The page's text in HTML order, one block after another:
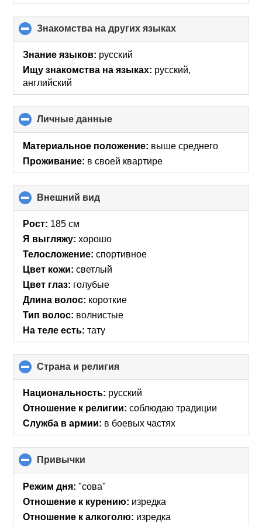
Знакомства на других языках
to
contents
Знание языков: русский
Ищу знакомства на языках: русский,
английский
Личные данные
to
collapse
Материальное положение: выше среднего
Проживание: в своей квартире
Внешний вид
to
Рост: 185 см
Я выгляжу: хорошо
Телосложение: спортивное
Цвет кожи: светлый
Цвет глаз: голубые
Длина волос: короткие
Тип волос: волнистые
На теле есть: тату
Страна и религия
to
collapse
Национальность: русский
Отношение к религии: соблюдаю традиции
Служба в армии: в боевых частях
Привычки
to
collapse
Режим дня: "сова"
Отношение к курению: изредка
Отношение к алкоголю: изредка